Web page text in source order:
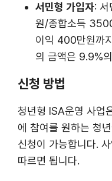
서민형 가입자:
원/종합소득
이익 400만원까
의 금액은 9.9%
신청 방법
청년형 ISA운영 사업
에 참여를 원하는 청
신청이 가능합니다.
따르면 됩니다.